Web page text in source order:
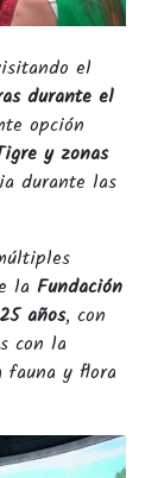
el
durante el
opción
y zonas
durante las
la Fundación
25 años, con
con la
fauna y flora